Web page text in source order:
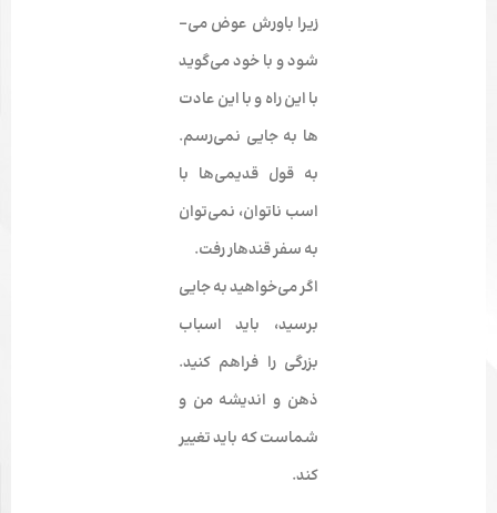
زیرا باورش عوض می‌­
شود و با خود می‌­گوید
با این راه و با این عادت­‌
ها به جایی نمی‌­رسم.
به قول قدیمی‌ها با
اسب ناتوان، نمی‌­توان
به سفر قندهار رفت.
اگر می­‌خواهید به جایی
برسید، باید اسباب
بزرگی را فراهم کنید.
ذهن و اندیشه من و
شماست که باید تغییر
کند.